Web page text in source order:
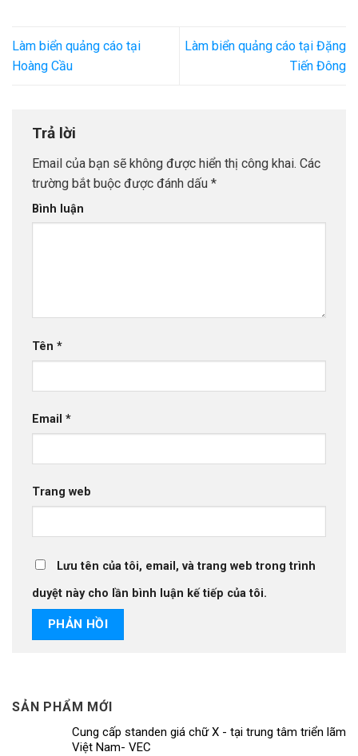
SẢN PHẨM MỚI
Cung cấp standen giá chữ X - tại trung tâm triển lãm
Việt Nam- VEC
Làm biển quảng cáo tại
Hoàng Cầu
Làm biển quảng cáo tại Đặng
Tiến Đông
Trả lời
Email của bạn sẽ không được hiển thị công khai. Các
trường bắt buộc được đánh dấu *
Bình luận
Tên *
Email *
Trang web
Lưu tên của tôi, email, và trang web trong trình
duyệt này cho lần bình luận kế tiếp của tôi.